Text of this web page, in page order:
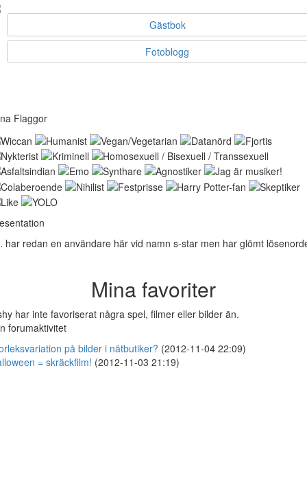
Gästbok
Fotoblogg
Flaggor
har redan en användare här vid namn s-star men har glömt
Mina favoriter
har inte favoriserat några spel, filmer eller bilder än.
forumaktivitet
på bilder i nätbutiker? (2012-11-04 22:09)
= skräckfilm! (2012-11-03 21:19)